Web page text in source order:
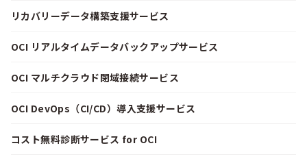
リカバリーデータ構築支援サービス
OCI リアルタイムデータバックアップサービス
OCI マルチクラウド閉域接続サービス
OCI DevOps（CI/CD）導入支援サービス
コスト無料診断サービス for OCI